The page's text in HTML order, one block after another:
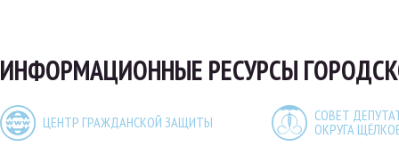
ИНФОРМАЦИОННЫЕ РЕСУРСЫ
ЦЕНТР ГРАЖДАНСКОЙ ЗАЩИТЫ
СОВЕТ
ОКРУГА